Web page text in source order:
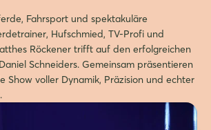
Fahrsport und spektakuläre
Hufschmied, TV-Profi und
Röckener trifft auf den erfolgreichen
Schneiders. Gemeinsam präsentieren
Show voller Dynamik, Präzision und echter